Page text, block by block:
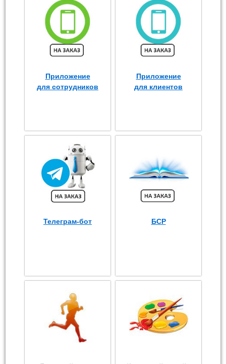
Приложение
для сотрудников
Приложение
для клиентов
Телеграм-бот БСР